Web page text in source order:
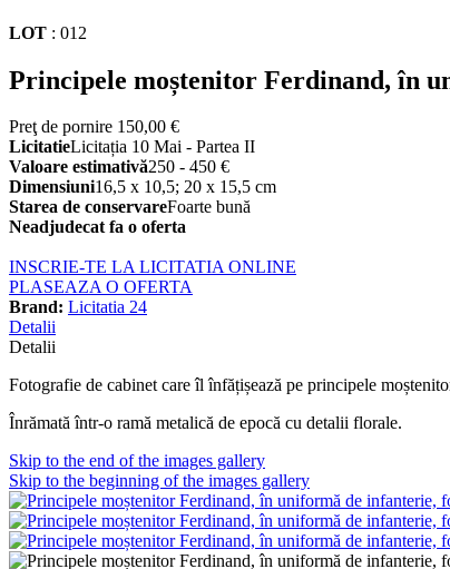
LOT : 012
Principele moștenitor Ferdinand, în
Preţ de pornire 150,00 €
LicitatieLicitația 10 Mai - Partea II
Valoare estimativă250 - 450 €
Dimensiuni16,5 x 10,5; 20 x 15,5 cm
Starea de conservareFoarte bună
Neadjudecat fa o oferta
INSCRIE-TE LA LICITATIA ONLINE
PLASEAZA O OFERTA
Brand: Licitatia 24
Detalii
Detalii
Fotografie de cabinet care îl înfățișează pe principele
Înrămată într-o ramă metalică de epocă cu detalii florale.
Skip to the end of the images gallery
Skip to the beginning of the images gallery